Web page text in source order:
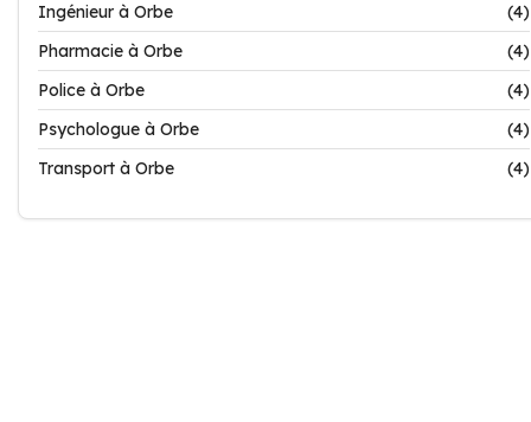
Ingénieur à Orbe
(4)
Pharmacie à Orbe
(4)
Police à Orbe
(4)
Psychologue à Orbe
(4)
Transport à Orbe
(4)